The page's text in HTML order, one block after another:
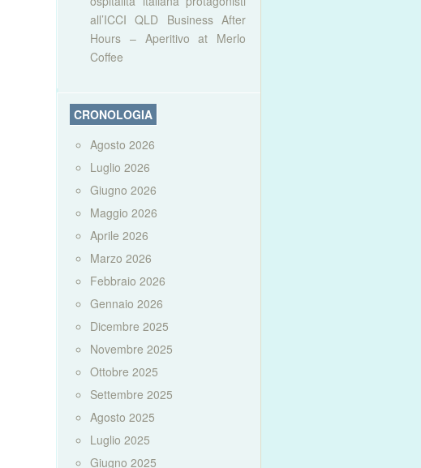
all’ICCI QLD Business After
Hours – Aperitivo at Merlo
Coffee
CRONOLOGIA
Agosto 2026
Luglio 2026
Giugno 2026
Maggio 2026
Aprile 2026
Marzo 2026
Febbraio 2026
Gennaio 2026
Dicembre 2025
Novembre 2025
Ottobre 2025
Settembre 2025
Agosto 2025
Luglio 2025
Giugno 2025